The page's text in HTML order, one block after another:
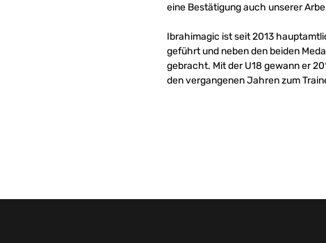
eine Bestätigung auch unserer
Ibrahimagic ist seit 2013
geführt und neben den beiden
gebracht. Mit der U18 gewann er
den vergangenen Jahren zum